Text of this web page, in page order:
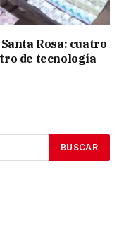
Rosa: cuatro
de tecnología